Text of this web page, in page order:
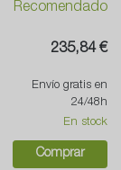
Recomendado
235,84 €
Envío gratis en
24/48h
En stock
Comprar